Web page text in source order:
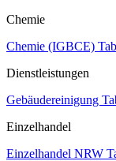
Chemie
Chemie (IGBCE)
Dienstleistungen
Gebäudereinigung
Einzelhandel
Einzelhandel NRW